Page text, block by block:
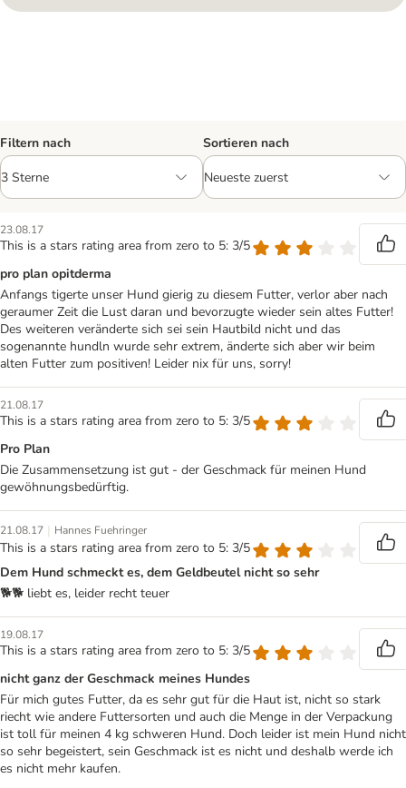
Filtern nach Sortieren nach
23.08.17
This is a stars rating area from zero to 5: 3/5
pro plan opitderma
Anfangs tigerte unser Hund gierig zu diesem Futter, verlor aber nach
geraumer Zeit die Lust daran und bevorzugte wieder sein altes Futter!
Des weiteren veränderte sich sei sein Hautbild nicht und das
sogenannte hundln wurde sehr extrem, änderte sich aber wir beim
alten Futter zum positiven! Leider nix für uns, sorry!
21.08.17
This is a stars rating area from zero to 5: 3/5
Pro Plan
Die Zusammensetzung ist gut - der Geschmack für meinen Hund
gewöhnungsbedürftig.
21.08.17 | Hannes Fuehringer
This is a stars rating area from zero to 5: 3/5
Dem Hund schmeckt es, dem Geldbeutel nicht so sehr
🐕🐕 liebt es, leider recht teuer
19.08.17
This is a stars rating area from zero to 5: 3/5
nicht ganz der Geschmack meines Hundes
Für mich gutes Futter, da es sehr gut für die Haut ist, nicht so stark
riecht wie andere Futtersorten und auch die Menge in der Verpackung
ist toll für meinen 4 kg schweren Hund. Doch leider ist mein Hund nicht
so sehr begeistert, sein Geschmack ist es nicht und deshalb werde ich
es nicht mehr kaufen.